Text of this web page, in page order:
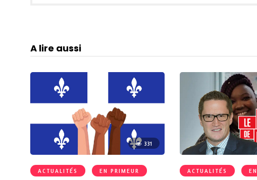
A lire aussi
331
ACTUALITÉS EN PRIMEUR ACTUALITÉS